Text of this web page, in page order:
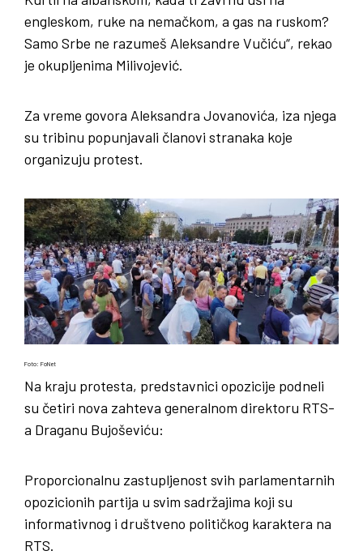
engleskom, ruke na nemačkom, a gas na ruskom?
Samo Srbe ne razumeš Aleksandre Vučiću“, rekao
je okupljenima Milivojević.
Za vreme govora Aleksandra Jovanovića, iza njega
su tribinu popunjavali članovi stranaka koje
organizuju protest.
Foto: FoNet
Na kraju protesta, predstavnici opozicije podneli
su četiri nova zahteva generalnom direktoru RTS-
a Draganu Bujoševiću:
Proporcionalnu zastupljenost svih parlamentarnih
opozicionih partija u svim sadržajima koji su
informativnog i društveno političkog karaktera na
RTS.